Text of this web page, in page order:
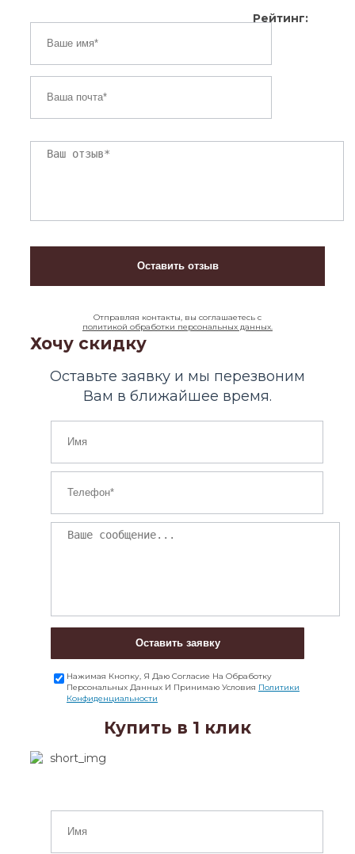
Рейтинг:
Отправляя контакты, вы соглашаетесь с
политикой обработки персональных данных.
Хочу скидку
Оставьте заявку и мы перезвоним
Вам в ближайшее время.
Оставить заявку
Нажимая Кнопку, Я Даю Согласие На Обработку
Персональных Данных И Принимаю Условия Политики
Конфиденциальности
Купить в 1 клик